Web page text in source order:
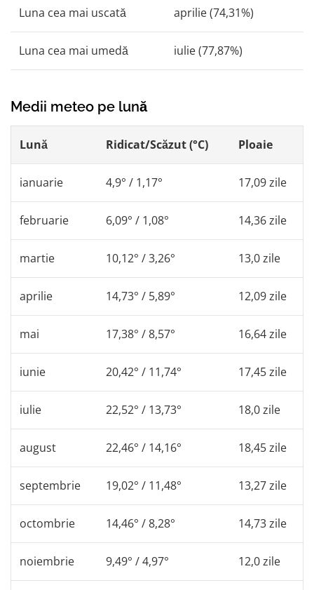
Luna cea mai uscată aprilie (74,31%)
Luna cea mai umedă iulie (77,87%)
Medii meteo pe lună
Lună Ridicat/Scăzut (°C) Ploaie
ianuarie 4,9° / 1,17° 17,09 zile
februarie 6,09° / 1,08° 14,36 zile
martie 10,12° / 3,26° 13,0 zile
aprilie 14,73° / 5,89° 12,09 zile
mai 17,38° / 8,57° 16,64 zile
iunie 20,42° / 11,74° 17,45 zile
iulie 22,52° / 13,73° 18,0 zile
august 22,46° / 14,16° 18,45 zile
septembrie 19,02° / 11,48° 13,27 zile
octombrie 14,46° / 8,28° 14,73 zile
noiembrie 9,49° / 4,97° 12,0 zile